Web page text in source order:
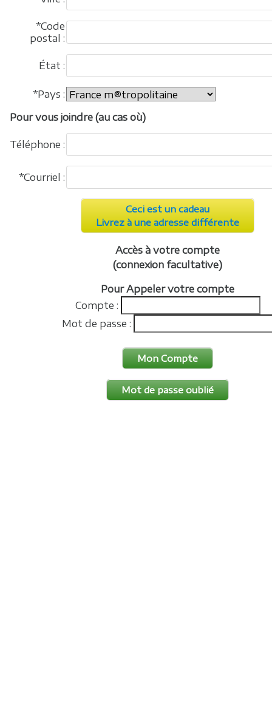
*Code
postal :
État :
*Pays :
Pour vous joindre (au cas où)
Téléphone :
*Courriel :
Ceci est un cadeau
Livrez à une adresse différente
Accès à votre compte
(connexion facultative)
Pour Appeler votre compte
Compte :
Mot de passe :
Mon Compte
Mot de passe oublié